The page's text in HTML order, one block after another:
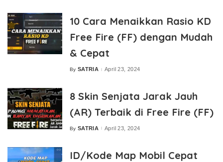
10 Cara Menaikkan Rasio KD
Free Fire (FF) dengan Mudah
& Cepat
Posted
By SATRIA April 23, 2024
8 Skin Senjata Jarak Jauh
(AR) Terbaik di Free Fire (FF)
Posted
By SATRIA April 23, 2024
ID/Kode Map Mobil Cepat